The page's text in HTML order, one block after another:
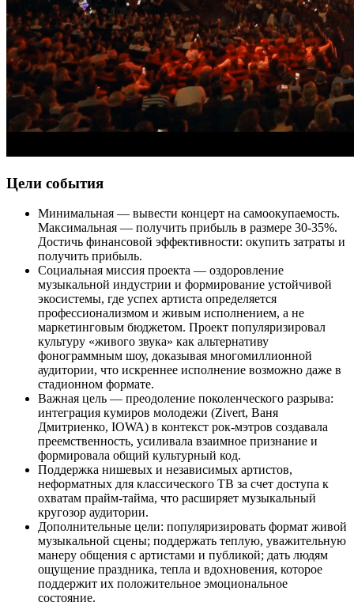
Цели события
Минимальная — вывести концерт на самоокупаемость.
Максимальная — получить прибыль в размере 30-35%.
Достичь финансовой эффективности: окупить затраты и
получить прибыль.
Социальная миссия проекта — оздоровление
музыкальной индустрии и формирование устойчивой
экосистемы, где успех артиста определяется
профессионализмом и живым исполнением, а не
маркетинговым бюджетом. Проект популяризировал
культуру «живого звука» как альтернативу
фонограммным шоу, доказывая многомиллионной
аудитории, что искреннее исполнение возможно даже в
стадионном формате.
Важная цель — преодоление поколенческого разрыва:
интеграция кумиров молодежи (Zivert, Ваня
Дмитриенко, IOWA) в контекст рок-мэтров создавала
преемственность, усиливала взаимное признание и
формировала общий культурный код.
Поддержка нишевых и независимых артистов,
неформатных для классического ТВ за счет доступа к
охватам прайм-тайма, что расширяет музыкальный
кругозор аудитории.
Дополнительные цели: популяризировать формат живой
музыкальной сцены; поддержать теплую, уважительную
манеру общения с артистами и публикой; дать людям
ощущение праздника, тепла и вдохновения, которое
поддержит их положительное эмоциональное
состояние.